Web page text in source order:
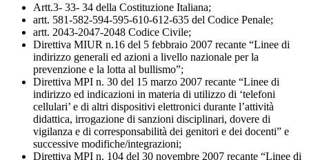
Artt.3- 33- 34 della Costituzione Italiana;
artt. 581-582-594-595-610-612-635 del Codice Penale;
artt. 2043-2047-2048 Codice Civile;
Direttiva MIUR n.16 del 5 febbraio 2007 recante “Linee di
indirizzo generali ed azioni a livello nazionale per la
prevenzione e la lotta al bullismo”;
Direttiva MPI n. 30 del 15 marzo 2007 recante “Linee di
indirizzo ed indicazioni in materia di utilizzo di ‘telefoni
cellulari’ e di altri dispositivi elettronici durante l’attività
didattica, irrogazione di sanzioni disciplinari, dovere di
vigilanza e di corresponsabilità dei genitori e dei docenti” e
successive modifiche/integrazioni;
Direttiva MPI n. 104 del 30 novembre 2007 recante “Linee di